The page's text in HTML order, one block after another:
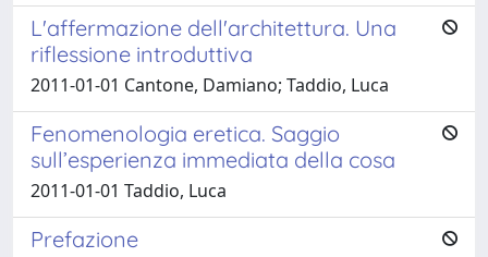
L'affermazione dell'architettura. Una
riflessione introduttiva
2011-01-01 Cantone, Damiano; Taddio, Luca
Fenomenologia eretica. Saggio
sull’esperienza immediata della cosa
2011-01-01 Taddio, Luca
Prefazione